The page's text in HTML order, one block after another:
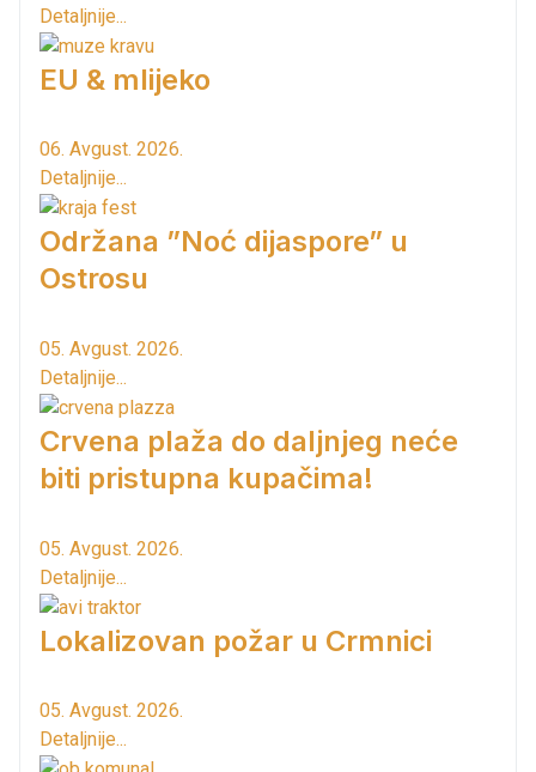
Detaljnije...
EU & mlijeko
06. Avgust. 2026.
Detaljnije...
Održana ”Noć dijaspore” u
Ostrosu
05. Avgust. 2026.
Detaljnije...
Crvena plaža do daljnjeg neće
biti pristupna kupačima!
05. Avgust. 2026.
Detaljnije...
Lokalizovan požar u Crmnici
05. Avgust. 2026.
Detaljnije...